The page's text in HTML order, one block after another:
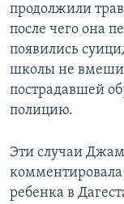
продолжили
после чего она
появились
школы не
пострадавшей
полицию.
Эти случаи
ребенка в